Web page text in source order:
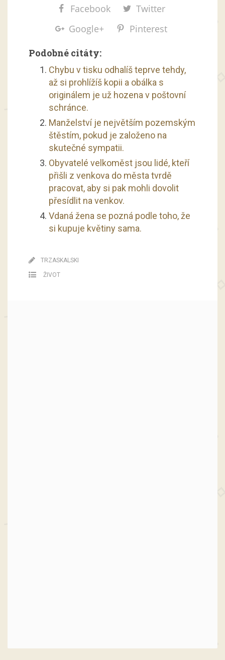
Facebook
Twitter
Google+
Pinterest
Podobné citáty:
Chybu v tisku odhalíš teprve tehdy,
až si prohlížíš kopii a obálka s
originálem je už hozena v poštovní
schránce.
Manželství je největším pozemským
štěstím, pokud je založeno na
skutečné sympatii.
Obyvatelé velkoměst jsou lidé, kteří
přišli z venkova do města tvrdě
pracovat, aby si pak mohli dovolit
přesídlit na venkov.
Vdaná žena se pozná podle toho, že
si kupuje květiny sama.
TRZASKALSKI
ŽIVOT